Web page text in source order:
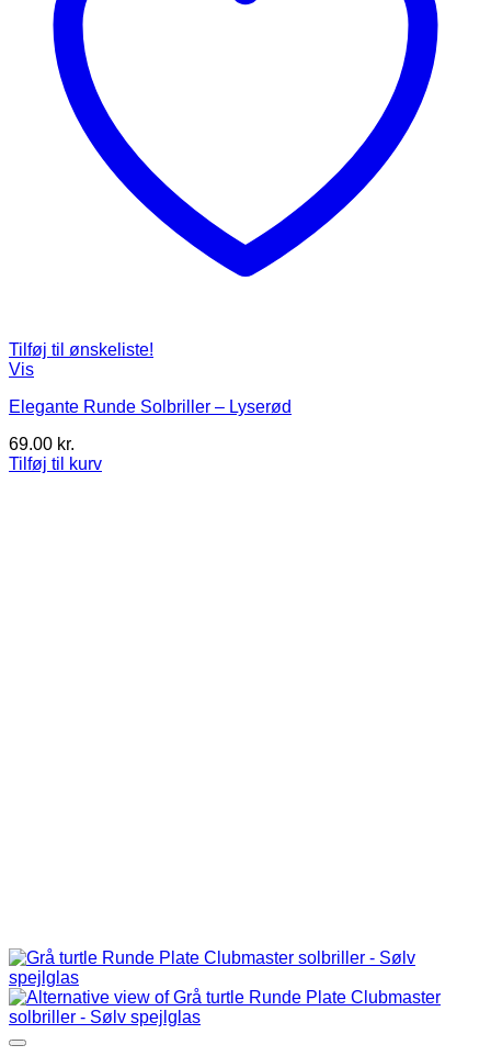
Tilføj til ønskeliste!
Vis
Elegante Runde Solbriller – Lyserød
69.00 kr.
Tilføj til kurv